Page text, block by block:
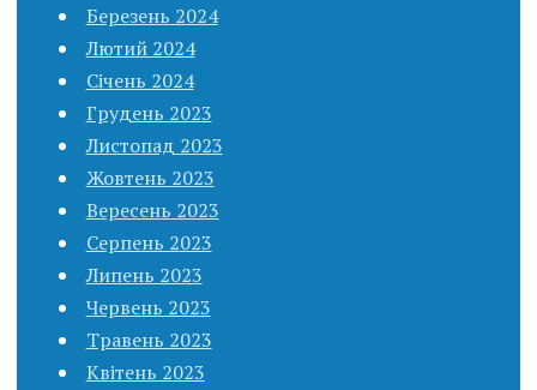
Березень 2024
Лютий 2024
Січень 2024
Грудень 2023
Листопад 2023
Жовтень 2023
Вересень 2023
Серпень 2023
Липень 2023
Червень 2023
Травень 2023
Квітень 2023